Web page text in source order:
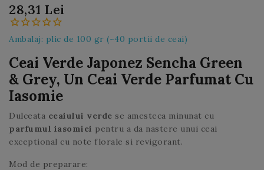
28,31 Lei
Ambalaj: plic de 100 gr (~40 portii de ceai)
Ceai Verde Japonez Sencha Green
& Grey, UN Ceai Verde Parfumat Cu
Iasomie
Dulceata ceaiului verde se amesteca minunat cu
parfumul iasomiei pentru a da nastere unui ceai
exceptional cu note florale si revigorant.
Mod de preparare: